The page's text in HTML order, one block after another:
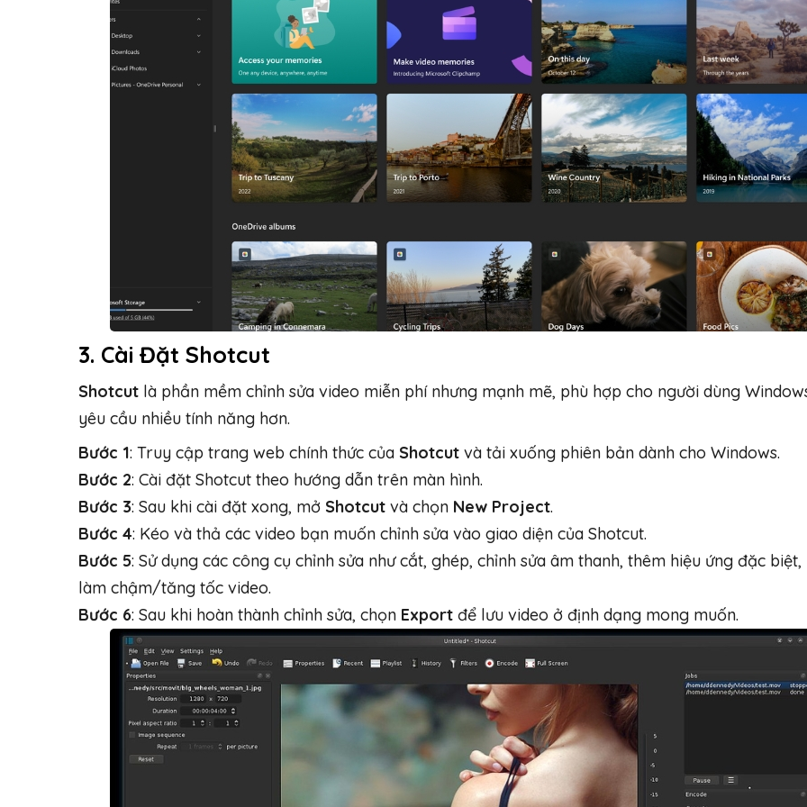
3. Cài Đặt Shotcut
Shotcut là phần mềm chỉnh sửa video miễn phí nhưng mạnh mẽ, phù hợp cho người dùng
yêu cầu nhiều tính năng hơn.
Bước 1: Truy cập trang web chính thức của Shotcut và tải xuống phiên bản dành cho Windows.
Bước 2: Cài đặt Shotcut theo hướng dẫn trên màn hình.
Bước 3: Sau khi cài đặt xong, mở Shotcut và chọn New Project.
Bước 4: Kéo và thả các video bạn muốn chỉnh sửa vào giao diện của Shotcut.
Bước 5: Sử dụng các công cụ chỉnh sửa như cắt, ghép, chỉnh sửa âm thanh, thêm hiệu ứng đặc
làm chậm/tăng tốc video.
Bước 6: Sau khi hoàn thành chỉnh sửa, chọn Export để lưu video ở định dạng mong muốn.